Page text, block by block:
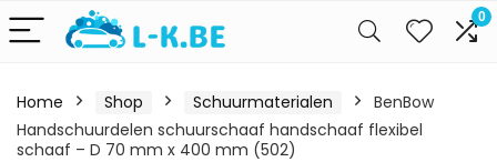
0
Home Shop Schuurmaterialen
BenBow
Handschuurdelen schuurschaaf handschaaf flexibel
schaaf – D 70 mm x 400 mm (502)